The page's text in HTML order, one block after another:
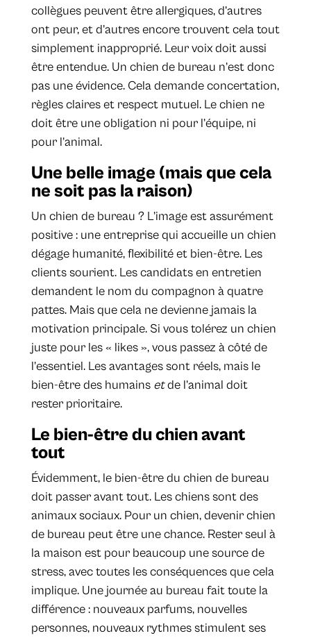
collègues peuvent être allergiques, d’autres
ont peur, et d’autres encore trouvent cela tout
simplement inapproprié. Leur voix doit aussi
être entendue. Un chien de bureau n’est donc
pas une évidence. Cela demande concertation,
règles claires et respect mutuel. Le chien ne
doit être une obligation ni pour l’équipe, ni
pour l’animal.
Une belle image (mais que cela
ne soit pas la raison)
Un chien de bureau ? L’image est assurément
positive : une entreprise qui accueille un chien
dégage humanité, flexibilité et bien-être. Les
clients sourient. Les candidats en entretien
demandent le nom du compagnon à quatre
pattes. Mais que cela ne devienne jamais la
motivation principale. Si vous tolérez un chien
juste pour les « likes », vous passez à côté de
l’essentiel. Les avantages sont réels, mais le
bien-être des humains etde l’animal doit
rester prioritaire.
Le bien-être du chien avant
tout
Évidemment, le bien-être du chien de bureau
doit passer avant tout. Les chiens sont des
animaux sociaux. Pour un chien, devenir chien
de bureau peut être une chance. Rester seul à
la maison est pour beaucoup une source de
stress, avec toutes les conséquences que cela
implique. Une journée au bureau fait toute la
différence : nouveaux parfums, nouvelles
personnes, nouveaux rythmes stimulent ses